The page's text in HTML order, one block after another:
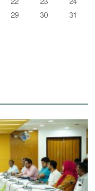
29 30
31